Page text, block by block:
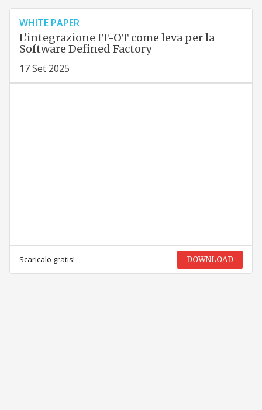
WHITE PAPER
L’integrazione IT-OT come leva per la
Software Defined Factory
17 Set 2025
Scaricalo gratis! DOWNLOAD